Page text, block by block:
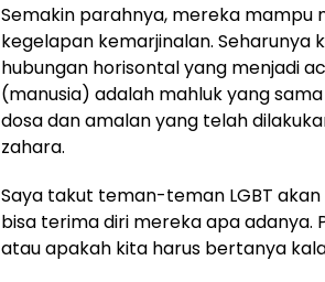
Semakin parahnya, mereka mampu
kegelapan kemarjinalan.
hubungan horisontal yang menjadi
(manusia) adalah mahluk yang
dosa dan amalan yang telah
zahara.
Saya takut teman-teman LGBT
bisa terima diri mereka apa adanya.
atau apakah kita harus bertanya